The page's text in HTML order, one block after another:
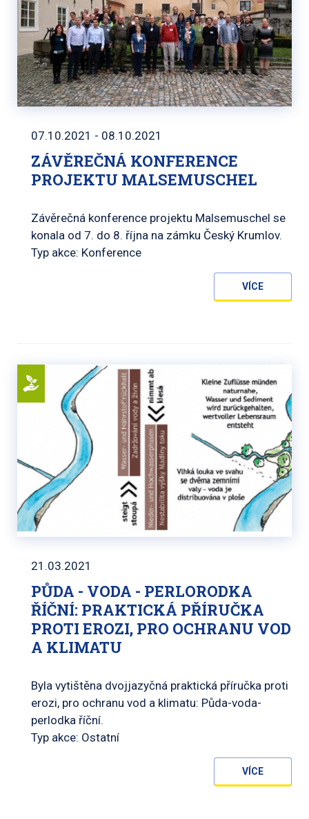
07.10.2021 - 08.10.2021
ZÁVĚREČNÁ KONFERENCE
PROJEKTU MALSEMUSCHEL
Závěrečná konference projektu Malsemuschel se
konala od 7. do 8. října na zámku Český Krumlov.
Typ akce: Konference
VÍCE
21.03.2021
PŮDA - VODA - PERLORODKA
ŘÍČNÍ: PRAKTICKÁ PŘÍRUČKA
PROTI EROZI, PRO OCHRANU VOD
A KLIMATU
Byla vytištěna dvojjazyčná praktická příručka proti
erozi, pro ochranu vod a klimatu: Půda-voda-
perlodka říční.
Typ akce: Ostatní
VÍCE